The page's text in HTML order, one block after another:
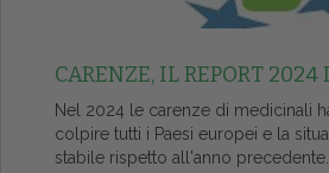
CARENZE, IL REPORT 2024
Nel 2024 le carenze di medicinali
colpire tutti i Paesi europei e la
stabile rispetto all'anno precedente...